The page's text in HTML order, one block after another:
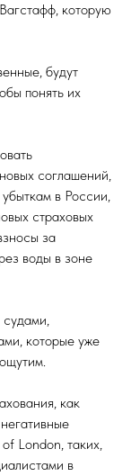
которую
будут
понять их
соглашений,
в России,
страховых
за
воды в зоне
которые уже
как
London, таких,
в